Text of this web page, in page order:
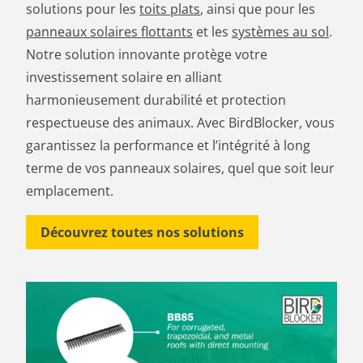
solutions pour les toits plats, ainsi que pour les
panneaux solaires flottants et les systèmes au sol.
Notre solution innovante protège votre
investissement solaire en alliant
harmonieusement durabilité et protection
respectueuse des animaux. Avec BirdBlocker, vous
garantissez la performance et l’intégrité à long
terme de vos panneaux solaires, quel que soit leur
emplacement.
Découvrez toutes nos solutions